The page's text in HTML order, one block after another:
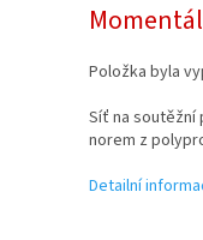
cena:
Položka byla
Síť na soutěžní
norem z
Detailní